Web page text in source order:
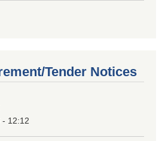
Tender Notices
- 12:12